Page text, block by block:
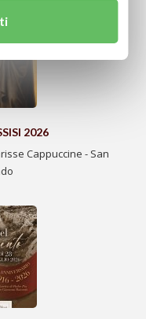
2026
Cappuccine - San